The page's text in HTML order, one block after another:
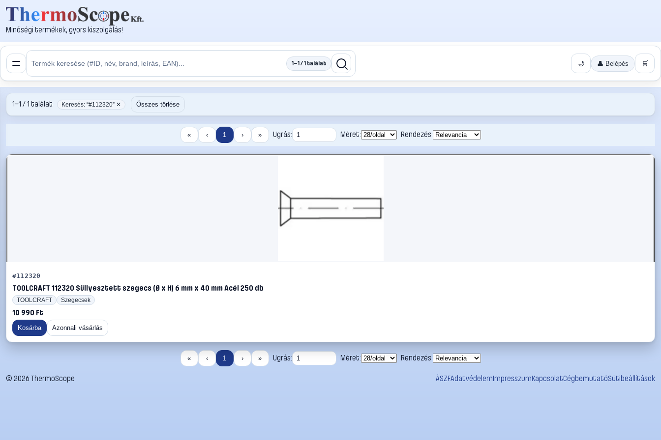
Minőségi termékek, gyors kiszolgálás!
1–1 / 1 találat 🌙 👤 Belépés 🛒
1–1 / 1 találat Keresés: “#112320” ✕ Összes törlése
« ‹ 1 › » Ugrás: Méret: Rendezés:
#112320
TOOLCRAFT 112320 Süllyesztett szegecs (Ø x H) 6 mm x 40 mm Acél 250 db
TOOLCRAFT Szegecsek
10 990 Ft
Kosárba Azonnali vásárlás
« ‹ 1 › » Ugrás: Méret: Rendezés:
© 2026 ThermoScope ÁSZFAdatvédelemImpresszumKapcsolatCégbemutatóSütibeállítások